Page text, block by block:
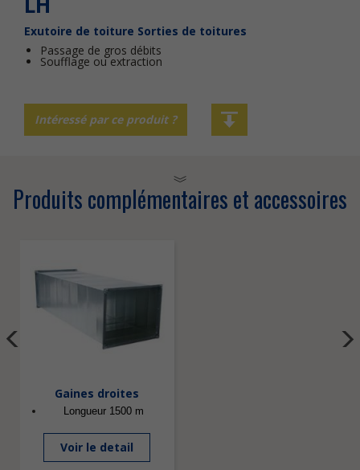
Exutoire de toiture Sorties de toitures
Passage de gros débits
Soufflage ou extraction
Intéressé par ce produit ?
Produits complémentaires et accessoires
Gaines droites
Longueur 1500 m
Voir le detail